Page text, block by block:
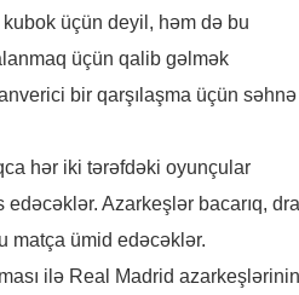
üçün deyil, həm də bu
üçün qalib gəlmək
bir qarşılaşma üçün səhnə
hər iki tərəfdəki oyunçular
edəcəklər. Azarkeşlər bacarıq,
matça ümid edəcəklər.
ilə Real Madrid azarkeşlərinin